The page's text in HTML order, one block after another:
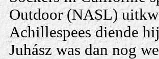
Outdoor (NASL)
Achillespees diende
Juhász was dan nog